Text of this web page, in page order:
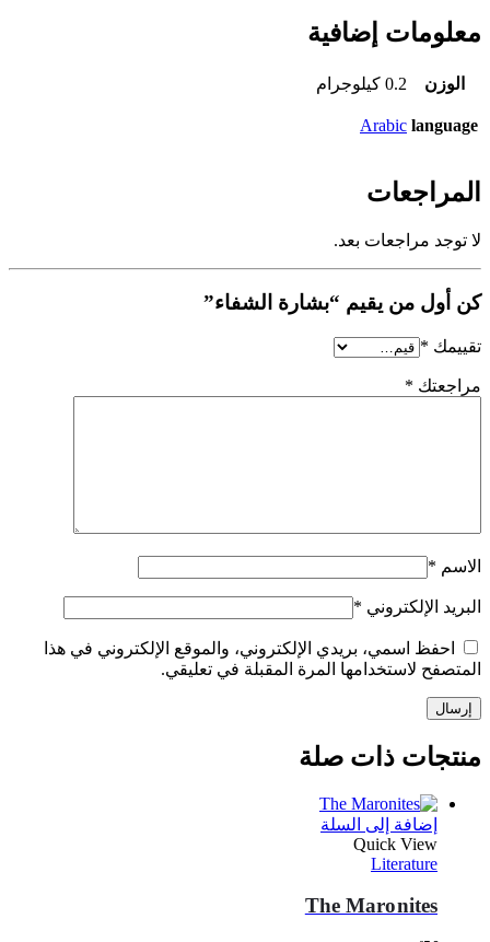
معلومات إضافية
الوزن 0.2 كيلوجرام
language
Arabic
المراجعات
لا توجد مراجعات بعد.
كن أول من يقيم “بشارة الشفاء”
تقييمك *
مراجعتك *
الاسم *
البريد الإلكتروني *
احفظ اسمي، بريدي الإلكتروني، والموقع الإلكتروني في هذا
المتصفح لاستخدامها المرة المقبلة في تعليقي.
منتجات ذات صلة
إضافة إلى السلة
Quick View
Literature
The Maronites